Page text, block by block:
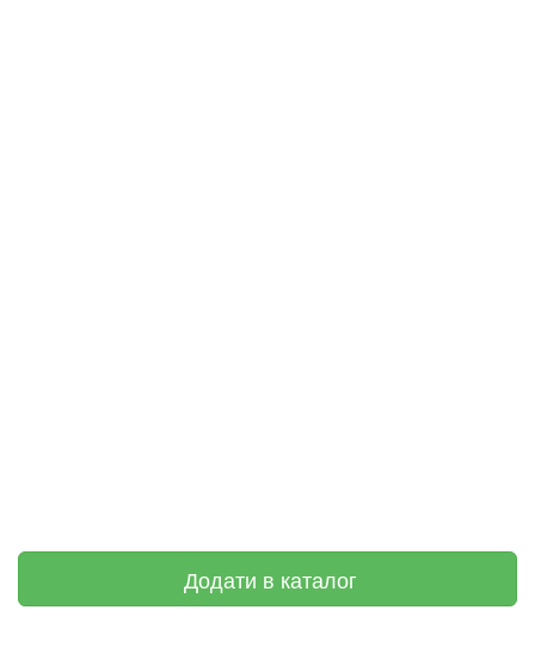
Додати в каталог